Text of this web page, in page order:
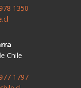
1350
Chile
1797